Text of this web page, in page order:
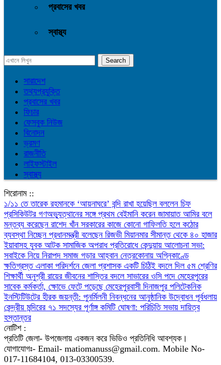
প্রবাসের খবর
স্বাস্থ্য
সারাদেশ
তথ্যপ্রযুক্তি
প্রবাসের খবর
ফিচার
ফেসবুক নিউজ
বিনোদন
ভ্রমণ
রাজনীতি
লাইফস্টাইল
স্বাস্থ্য
শিরোনাম ::
১/১১ তে তারেক রহমানকে ‘আয়নাঘরে’ বন্দি রাখা হয়েছিল বললেন চিফ
প্রসিকিউটর গণঅভ্যুত্থানের সঙ্গে প্রথম বেইমানি করেন জামায়াত আমির বলে
মন্তব্য করেছেন রাশেদ খাঁন সরকারের কাজে কোনো গাফিলতি হলে কঠোর
ব্যবস্থা নিচ্ছেন প্রধানমন্ত্রী বলেছেন রিজভী মিয়ানমার সীমান্ত থেকে ৪০ হাজার
ইয়াবাসহ যুবক আটক সামাজিক অপরাধ প্রতিরোধে কেন্দুয়ায় আলোচনা সভা:
সবাইকে নিয়ে নিরাপদ সমাজ গড়ার আহ্বান নেত্রকোনায় অগ্নিকাণ্ডে
ক্ষতিগ্রস্ত এলাকা পরিদর্শনে জেলা প্রশাসক একটি চিঠিই বদলে দিল ৫ম শ্রেণির
শিক্ষার্থী অনুশ্রী রায়ের জীবনের শাস্তির বদলে সাভারের ওসি পদে মেহেরপুরের
সাবেক কর্মকর্তা, ক্ষোভে ফেটে পড়েছে মেহেরপুরবাসী দিনাজপুর পলিটেকনিক
ইনস্টিটিউটের হীরক জয়ন্তী: পুনর্মিলনী নিবন্ধনের আনুষ্ঠানিক উদ্বোধন পূর্বধলায়
কেন্দ্রীয় মন্দিরের ৭১ সদস্যের পূর্ণাঙ্গ কমিটি ঘোষণা: পরিচিতি সভায় দায়িত্ব
হস্তান্তর
নোটিশ :
প্রতিটি জেলা- উপজেলায় একজন করে ভিডিও প্রতিনিধি আবশ্যক।
যোগাযোগঃ- Email- matiomanuss@gmail.com. Mobile No-
017-11684104, 013-03300539.